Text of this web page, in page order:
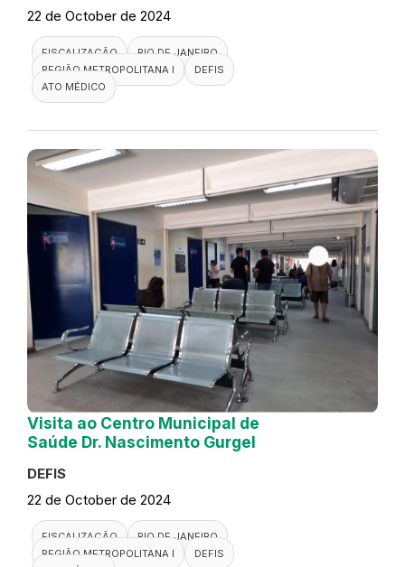
22 de October de 2024
FISCALIZAÇÃO
RIO DE JANEIRO
REGIÃO METROPOLITANA I
DEFIS
ATO MÉDICO
Visita ao Centro Municipal de
Saúde Dr. Nascimento Gurgel
DEFIS
22 de October de 2024
FISCALIZAÇÃO
RIO DE JANEIRO
REGIÃO METROPOLITANA I
DEFIS